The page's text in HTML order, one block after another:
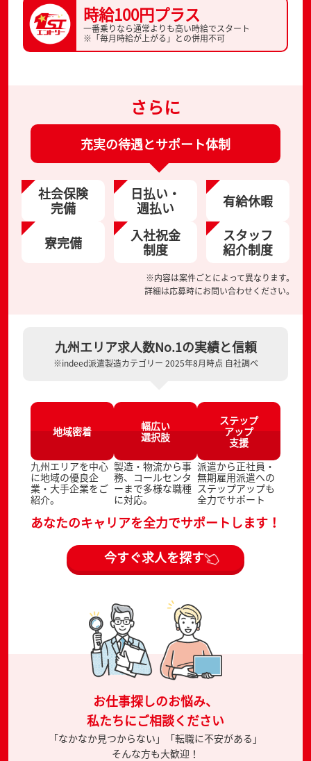
時給100円プラス
一番乗りなら通常よりも高い時給でスタート
※「毎月時給が上がる」との併用不可
さらに
充実の待遇とサポート体制
社会保険
完備
日払い・
週払い 有給休暇
寮完備 入社祝金
制度
スタッフ
紹介制度
※内容は案件ごとによって異なります。
詳細は応募時にお問い合わせください。
九州エリア求人数No.1の実績と信頼
※indeed派遣製造カテゴリー 2025年8月時点 自社調べ
地域密着
九州エリアを中心
に地域の優良企
業・大手企業をご
紹介。
幅広い
選択肢
製造・物流から事
務、コールセンタ
ーまで多様な職種
に対応。
ステップ
アップ
支援
派遣から正社員・
無期雇用派遣への
ステップアップも
全力でサポート
あなたのキャリアを全力でサポートします！
今すぐ求人を探す
お仕事探しのお悩み、
私たちにご相談ください
「なかなか見つからない」「転職に不安がある」
そんな方も大歓迎！